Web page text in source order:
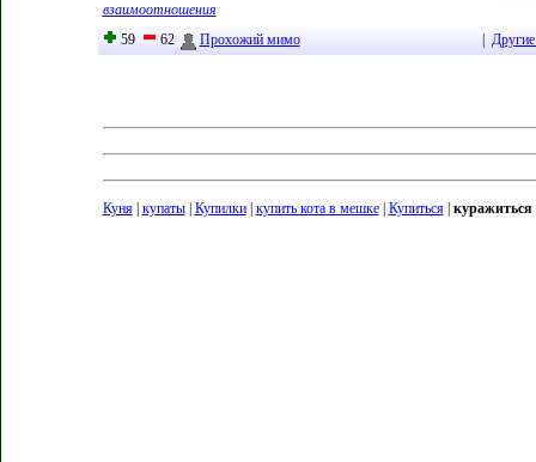
взаимоотношения
59
62 Прохожий мимо
Куня| купаты| Купилки| купить кота в мешке| Купиться| куражиться